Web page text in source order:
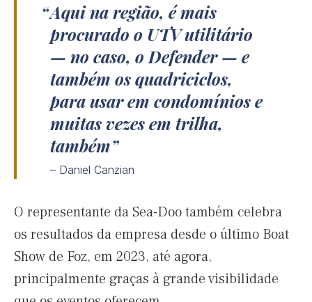
Aqui na região, é mais
procurado o UTV utilitário
— no caso, o Defender — e
também os quadriciclos,
para usar em condomínios e
muitas vezes em trilha,
também
– Daniel Canzian
O representante da Sea-Doo também celebra
os resultados da empresa desde o último Boat
Show de Foz, em 2023, até agora,
principalmente graças à grande visibilidade